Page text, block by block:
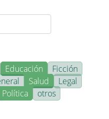
Educación
Ficción
Salud
Legal
Política otros